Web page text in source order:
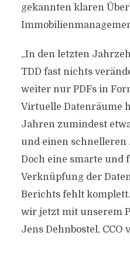
gekannten klaren
„In den letzten
TDD fast nichts
weiter nur PDFs in
Virtuelle Datenräume
Jahren zumindest
und einen
Doch eine smarte und
Verknüpfung der
Berichts fehlt
wir jetzt mit unserem
Jens Dehnbostel, CCO